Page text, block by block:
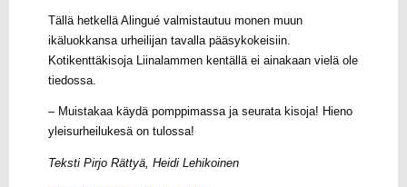
Tällä hetkellä Alingué valmistautuu monen muun
ikäluokkansa urheilijan tavalla pääsykokeisiin.
Kotikenttäkisoja Liinalammen kentällä ei ainakaan vielä ole
tiedossa.
– Muistakaa käydä pomppimassa ja seurata kisoja! Hieno
yleisurheilukesä on tulossa!
Teksti Pirjo Rättyä, Heidi Lehikoinen